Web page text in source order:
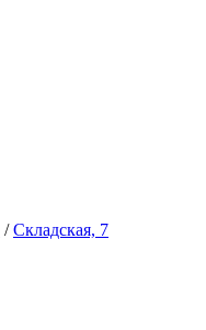
/Складская, 7